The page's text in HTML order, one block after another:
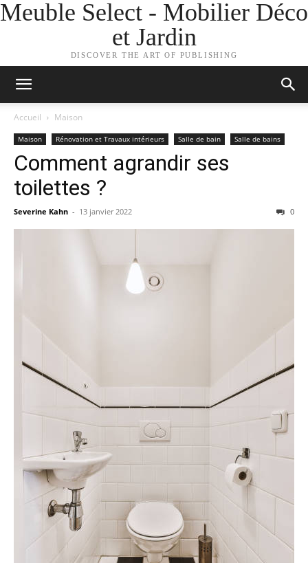
Meuble Select - Mobilier Déco
et Jardin
DISCOVER THE ART OF PUBLISHING
Accueil Maison
Maison Rénovation et Travaux intérieurs Salle de bain Salle de bains
Comment agrandir ses
toilettes ?
Severine Kahn - 13 janvier 2022 0